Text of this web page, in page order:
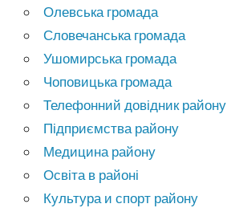
Олевська громада
Словечанська громада
Ушомирська громада
Чоповицька громада
Телефонний довідник району
Підприємства району
Медицина району
Освіта в районі
Культура и спорт району